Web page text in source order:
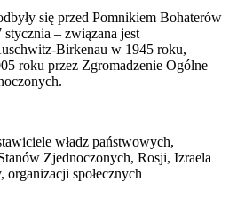
się przed Pomnikiem Bohaterów
– związana jest
Birkenau w 1945 roku,
roku przez Zgromadzenie Ogólne
władz państwowych,
Zjednoczonych, Rosji, Izraela
społecznych